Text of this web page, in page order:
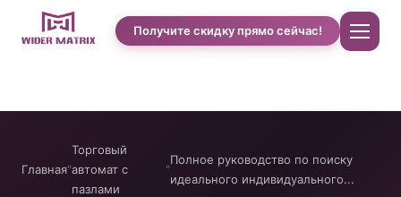
Главная
О нас
Получите скидку прямо сейчас!
Главная"
Торговый
автомат с
пазлами
"
Полное руководство по поиску
идеального индивидуального...